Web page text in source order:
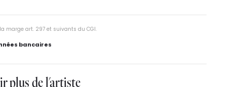
marge art. 297 et suivants du CGI.
bancaires
plus de l'artiste